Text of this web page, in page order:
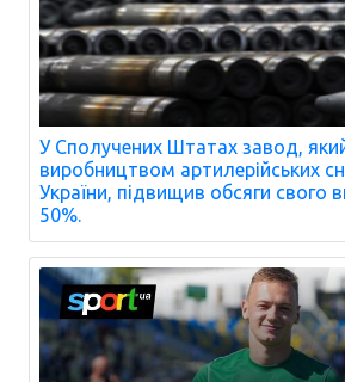
У Сполучених Штатах завод,
виробництвом артилерійських
України, підвищив обсяги свого
50%.